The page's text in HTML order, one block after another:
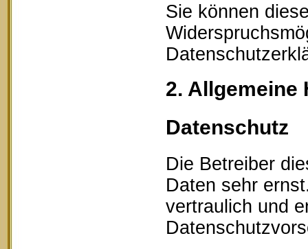
Sie können
2. Allgemeine
Datenschutz
Die Betreiber
Daten sehr
vertraulich und